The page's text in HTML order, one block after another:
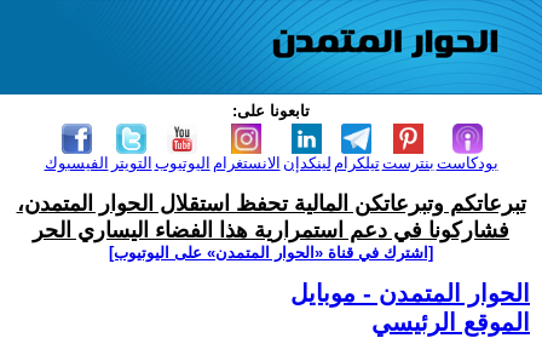
تابعونا على:
الفيسبوك التويتر اليوتيوب الانستغرام لينكدإن تيلكرامبنترست بودكاست
تبرعاتكم وتبرعاتكن المالية تحفظ استقلال الحوار المتمدن،
فشاركونا في دعم استمرارية هذا الفضاء اليساري الحر
[اشترك في قناة ‫«الحوار المتمدن» على اليوتيوب]
الحوار المتمدن - موبايل
الموقع الرئيسي